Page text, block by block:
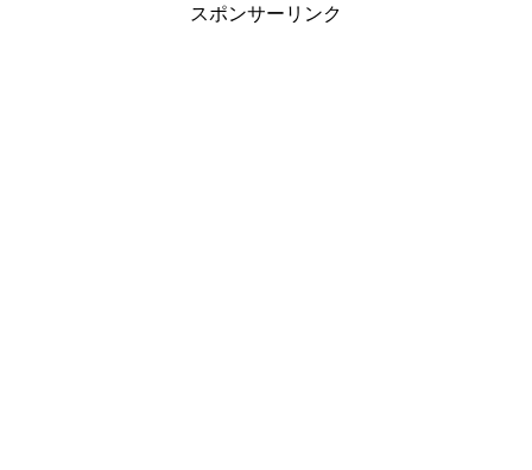
家庭でお茶を楽しむ“おうち茶活”の魅力も
ご紹介します。
スポンサーリンク